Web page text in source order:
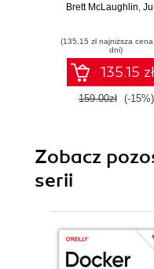
Brett McLaughlin Justin Edelson
(135,15 zł najniższa
dni)
135.15 zł
159.00zł (-15%)
Zobacz
serii